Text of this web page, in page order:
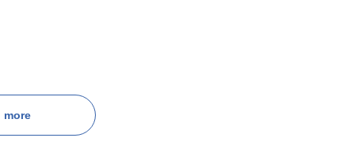
more